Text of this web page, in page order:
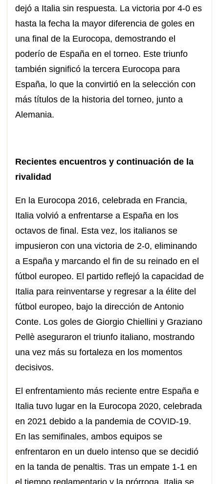
dejó a Italia sin respuesta. La victoria por 4-0 es
hasta la fecha la mayor diferencia de goles en
una final de la Eurocopa, demostrando el
poderío de España en el torneo. Este triunfo
también significó la tercera Eurocopa para
España, lo que la convirtió en la selección con
más títulos de la historia del torneo, junto a
Alemania.
Recientes encuentros y continuación de la
rivalidad
En la Eurocopa 2016, celebrada en Francia,
Italia volvió a enfrentarse a España en los
octavos de final. Esta vez, los italianos se
impusieron con una victoria de 2-0, eliminando
a España y marcando el fin de su reinado en el
fútbol europeo. El partido reflejó la capacidad de
Italia para reinventarse y regresar a la élite del
fútbol europeo, bajo la dirección de Antonio
Conte. Los goles de Giorgio Chiellini y Graziano
Pellè aseguraron el triunfo italiano, mostrando
una vez más su fortaleza en los momentos
decisivos.
El enfrentamiento más reciente entre España e
Italia tuvo lugar en la Eurocopa 2020, celebrada
en 2021 debido a la pandemia de COVID-19.
En las semifinales, ambos equipos se
enfrentaron en un duelo intenso que se decidió
en la tanda de penaltis. Tras un empate 1-1 en
el tiempo reglamentario y la prórroga, Italia se